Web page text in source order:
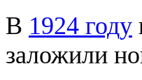
В 1924 году
заложили